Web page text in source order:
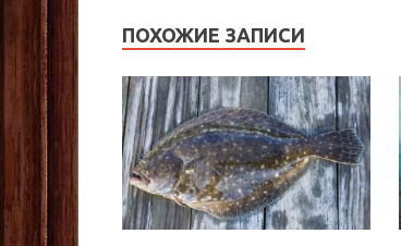
ПОХОЖИЕ ЗАПИСИ